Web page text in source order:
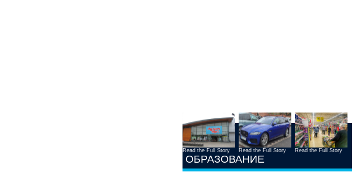
Read the Full Story Read the Full Story Read the Full Story
ОБРАЗОВАНИЕ